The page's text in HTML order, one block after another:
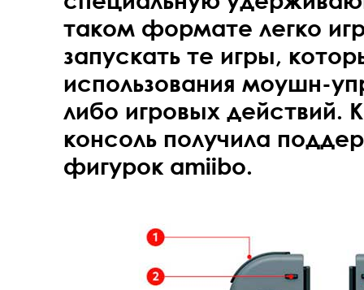
таком формате легко
запускать те игры,
использования моушн-
либо игровых действий.
консоль получила
фигурок amiibo.